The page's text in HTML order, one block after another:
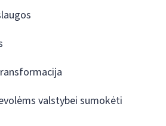
valstybei sumokėti